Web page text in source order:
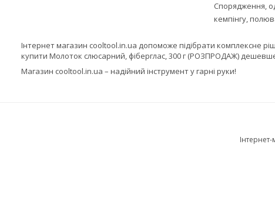
Спорядження,
кемпінгу,
Інтернет магазин cooltool.in.ua допоможе підібрати комплексне
купити Молоток слюсарний, фіберглас, 300 г (РОЗПРОДАЖ)
Магазин cooltool.in.ua – надійний інструмент у гарні руки!